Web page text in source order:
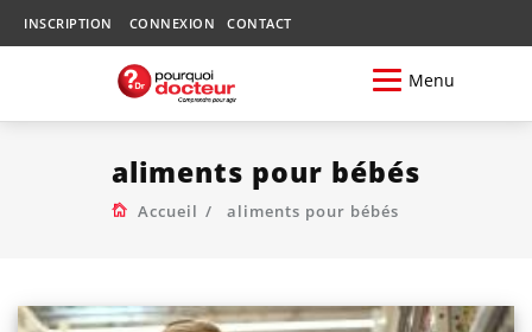
INSCRIPTION CONNEXION CONTACT
Menu
aliments pour bébés
Accueil aliments pour bébés